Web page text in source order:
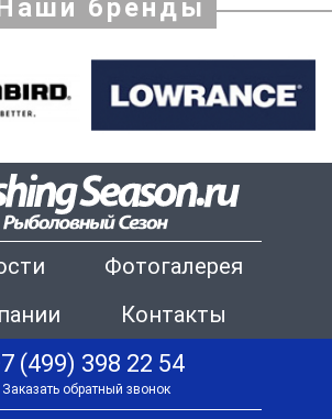
бренды
Фотогалерея
Контакты
(499) 398 22 54
Заказать обратный звонок